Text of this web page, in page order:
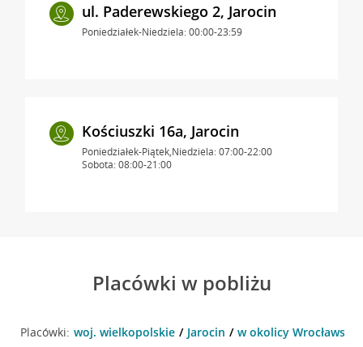
ul. Paderewskiego 2, Jarocin
Poniedziałek-Niedziela: 00:00-23:59
Kościuszki 16a, Jarocin
Poniedziałek-Piątek,Niedziela: 07:00-22:00
Sobota: 08:00-21:00
Placówki w pobliżu
Placówki: woj. wielkopolskie Jarocin w okolicy Wrocławska